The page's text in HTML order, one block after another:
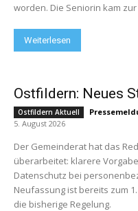
worden. Die Seniorin kam
Weiterlesen
Ostfildern: Neues
Ostfildern Aktuell
5. August 2026
Der Gemeinderat hat das
überarbeitet: klarere
Datenschutz bei
Neufassung ist bereits zum
die bisherige Regelung.